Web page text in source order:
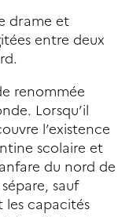
drame et
entre deux
renommée
Lorsqu’il
l’existence
scolaire et
du nord de
sauf
les capacités